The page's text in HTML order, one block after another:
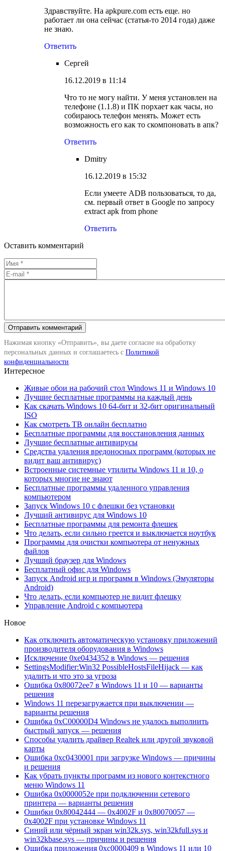
Здравствуйте. На apkpure.com есть еще. но
работает ли она сейчас (статья-то 2014 года) даже
не знаю.
Ответить
Сергей
16.12.2019 в 11:14
Что то не могу найти. У меня установлен на
телефоне (1.1.8) и ПК порхает как часы, но
собираюсь телефон менять. Может есть
возможность его как то скомпоновать в апк?
Ответить
Dmitry
16.12.2019 в 15:32
Если умеете ADB пользоваться, то да,
см. первый ответ в Google по запросу
extract apk from phone
Ответить
Оставить комментарий
Нажимая кнопку «Отправить», вы даете согласие на обработку
персональных данных и соглашаетесь с Политикой
конфиденциальности
Интересное
Живые обои на рабочий стол Windows 11 и Windows 10
Лучшие бесплатные программы на каждый день
Как скачать Windows 10 64-бит и 32-бит оригинальный
ISO
Как смотреть ТВ онлайн бесплатно
Бесплатные программы для восстановления данных
Лучшие бесплатные антивирусы
Средства удаления вредоносных программ (которых не
видит ваш антивирус)
Встроенные системные утилиты Windows 11 и 10, о
которых многие не знают
Бесплатные программы удаленного управления
компьютером
Запуск Windows 10 с флешки без установки
Лучший антивирус для Windows 10
Бесплатные программы для ремонта флешек
Что делать, если сильно греется и выключается ноутбук
Программы для очистки компьютера от ненужных
файлов
Лучший браузер для Windows
Бесплатный офис для Windows
Запуск Android игр и программ в Windows (Эмуляторы
Android)
Что делать, если компьютер не видит флешку
Управление Android с компьютера
Новое
Как отключить автоматическую установку приложений
производителя оборудования в Windows
Исключение 0xe0434352 в Windows — решения
SettingsModifier:Win32 PossibleHostsFileHijack — как
удалить и что это за угроза
Ошибка 0x80072ee7 в Windows 11 и 10 — варианты
решения
Windows 11 перезагружается при выключении —
варианты решения
Ошибка 0xC00000D4 Windows не удалось выполнить
быстрый запуск — решения
Способы удалить драйвер Realtek или другой звуковой
карты
Ошибка 0xc0430001 при загрузке Windows — причины
и решения
Как убрать пункты программ из нового контекстного
меню Windows 11
Ошибка 0x0000052e при подключении сетевого
принтера — варианты решения
Ошибки 0x80042444 — 0x4002F и 0x80070057 —
0x4002F при установке Windows 11
Синий или чёрный экран win32k.sys, win32kfull.sys и
win32kbase.sys — причины и решения
Ошибка приложения 0xc0000409 в Windows 11 или 10